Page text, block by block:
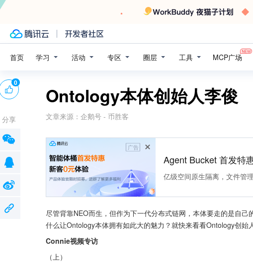
首页 学习 活动 专区 圈层 工具 MCP广场
Ontology本体创始人李俊
文章来源： 企鹅号 - 币胜客
广告
Agent Bucket 首发特
亿级空间原生隔离，文件管
尽管背靠NEO而生，但作为下一代分布式链网，本体要走的是自
什么让Ontology本体拥有如此大的魅力？就快来看看Ontology创始
Connie视频专访
（上）
0
分享